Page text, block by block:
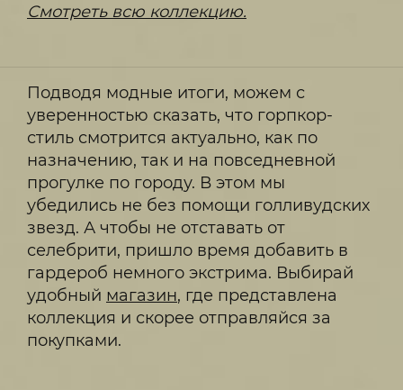
Смотреть всю коллекцию.
Подводя модные итоги, можем с
уверенностью сказать, что горпкор-
стиль смотрится актуально, как по
назначению, так и на повседневной
прогулке по городу. В этом мы
убедились не без помощи голливудских
звезд. А чтобы не отставать от
селебрити, пришло время добавить в
гардероб немного экстрима. Выбирай
удобный магазин, где представлена
коллекция и скорее отправляйся за
покупками.